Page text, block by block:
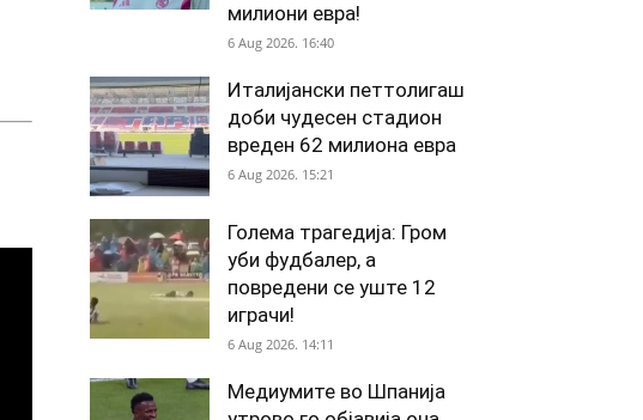
милиони евра!
6 Aug 2026. 16:40
Италијански петтолигаш
доби чудесен стадион
вреден 62 милиона евра
6 Aug 2026. 15:21
Голема трагедија: Гром
уби фудбалер, а
повредени се уште 12
играчи!
6 Aug 2026. 14:11
Медиумите во Шпанија